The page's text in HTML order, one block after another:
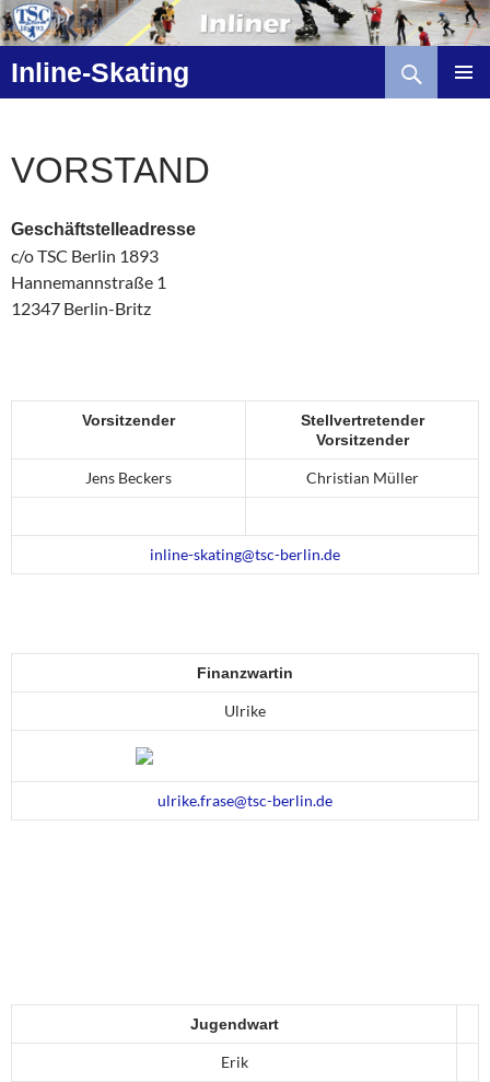
Zum
Inhalt
springen
Inline-Skating
Suchen
VORSTAND
Geschäftstelleadresse
c/o TSC Berlin 1893
Hannemannstraße 1
12347 Berlin-Britz
Vorsitzender
Stellvertretender
Vorsitzender
Jens Beckers Christian Müller
inline-skating@tsc-berlin.de
Finanzwartin
Ulrike
ulrike.frase@tsc-berlin.de
Jugendwart
Erik